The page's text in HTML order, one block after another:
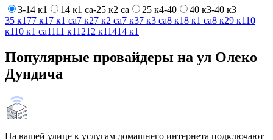
3-14 к1 14 к1 са-25 к2 са 25 к4-40
40 к3-40 к3
35 к1 77 к1 7 к1 са7 к27 к2 са7 к37 к3 са8 к18 к1 са8 к29 к110
к110 к1 са1111 к11212 к11414 к1
Популярные провайдеры на ул Олеко
Дундича
На вашей улице к услугам домашнего интернета подключают